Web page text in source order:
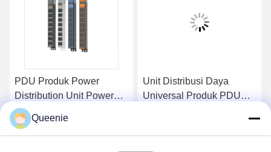
PDU Produk Power
Distribution Unit Power
Supply To IT Equipment
Pada Kabinet
Dapatkan Harga Terbaik
Unit Distribusi Daya
Universal Produk PDU
Dapatkan Harga Terbaik
Queenie